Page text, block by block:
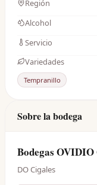
Región
Alcohol
Servicio
Variedades
Tempranillo
Sobre la bodega
Bodegas
DO Cigales